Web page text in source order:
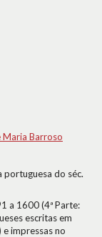
Maria Barroso
do séc.
a 1600 (4ª Parte:
escritas em
impressas no